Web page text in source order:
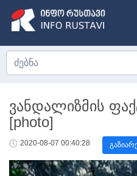
ვანდალიზმის
[photo]
2020-08-07 00:40:28